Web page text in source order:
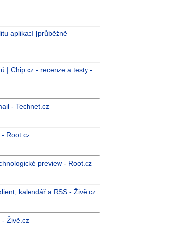
aplikací [průběžně
| Chip.cz - recenze a testy -
- Technet.cz
- Root.cz
preview - Root.cz
kalendář a RSS - Živě.cz
- Živě.cz